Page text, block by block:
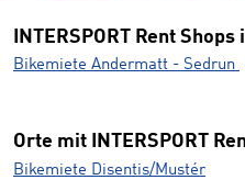
INTERSPORT Rent
Bikemiete Andermatt - Sedrun
Orte mit INTERSPORT
Bikemiete Disentis/Mustér